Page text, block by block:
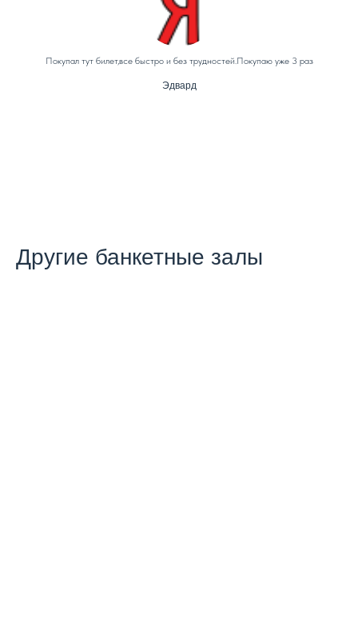
Покупал тут билет,все быстро и без трудностей.Покупаю уже 3 раз
Эдвард
Другие банкетные залы